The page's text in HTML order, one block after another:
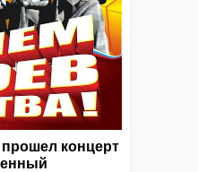
концерт